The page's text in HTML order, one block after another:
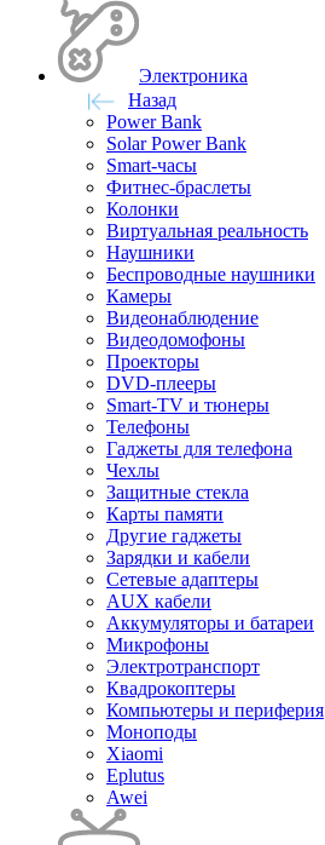
Электроника
Назад
Power Bank
Solar Power Bank
Smart-часы
Фитнес-браслеты
Колонки
Виртуальная реальность
Наушники
Беспроводные наушники
Камеры
Видеонаблюдение
Видеодомофоны
Проекторы
DVD-плееры
Smart-TV и тюнеры
Телефоны
Гаджеты для телефона
Чехлы
Защитные стекла
Карты памяти
Другие гаджеты
Зарядки и кабели
Сетевые адаптеры
AUX кабели
Аккумуляторы и батареи
Микрофоны
Электротранспорт
Квадрокоптеры
Компьютеры и периферия
Моноподы
Xiaomi
Eplutus
Awei